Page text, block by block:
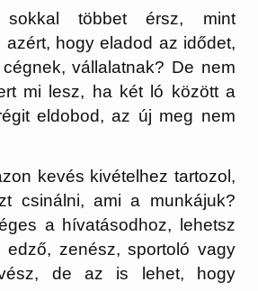
többet érsz, mint
azért, hogy eladod az idődet,
vállalatnak? De nem
mi lesz, ha két ló között a
eldobod, az új meg nem
kevés kivételhez tartozol,
csinálni, ami a munkájuk?
a hívatásodhoz, lehetsz
zenész, sportoló vagy
de az is lehet, hogy